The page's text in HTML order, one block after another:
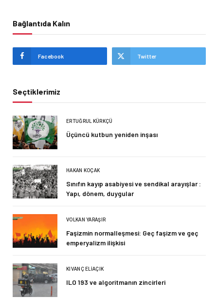
Bağlantıda Kalın
Facebook Twitter
Seçtiklerimiz
ERTUĞRUL KÜRKÇÜ
Üçüncü kutbun yeniden inşası
HAKAN KOÇAK
Sınıfın kayıp asabiyesi ve sendikal arayışlar :
Yapı, dönem, duygular
VOLKAN YARAŞIR
Faşizmin normalleşmesi: Geç faşizm ve geç
emperyalizm ilişkisi
KIVANÇ ELIAÇIK
ILO 193 ve algoritmanın zincirleri